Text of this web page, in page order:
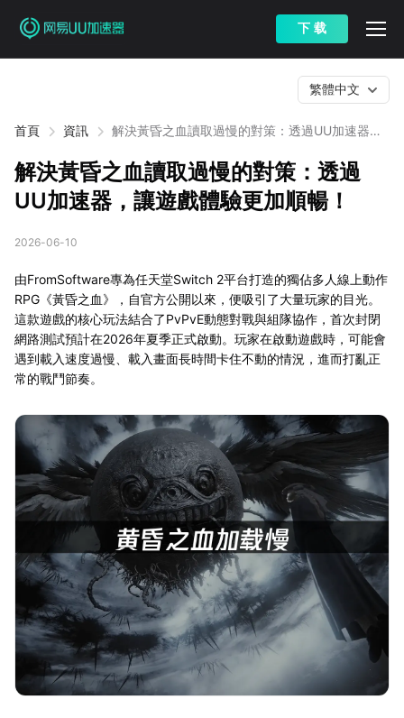
下 载
首頁 資訊
解決黃昏之血讀取過慢的對策：透過UU加速器，
繁體中文
解決黃昏之血讀取過慢的對策：透過
UU加速器，讓遊戲體驗更加順暢！
2026-06-10
由FromSoftware專為任天堂Switch 2平台打造的獨佔多人線上動作
RPG《黃昏之血》，自官方公開以來，便吸引了大量玩家的目光。
這款遊戲的核心玩法結合了PvPvE動態對戰與組隊協作，首次封閉
網路測試預計在2026年夏季正式啟動。玩家在啟動遊戲時，可能會
遇到載入速度過慢、載入畫面長時間卡住不動的情況，進而打亂正
常的戰鬥節奏。